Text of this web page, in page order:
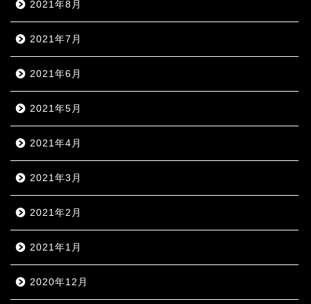
2021年8月
2021年7月
2021年6月
2021年5月
2021年4月
2021年3月
2021年2月
2021年1月
2020年12月